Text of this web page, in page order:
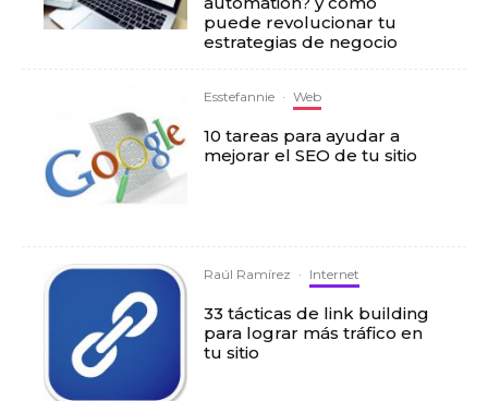
puede revolucionar tu
estrategias de negocio
Esstefannie · Web
10 tareas para ayudar a
mejorar el SEO de tu sitio
Raúl Ramírez · Internet
33 tácticas de link building
para lograr más tráfico en
tu sitio